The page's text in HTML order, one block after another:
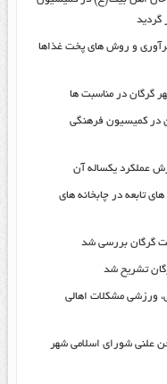
گردید
و روش های پخت غذاها
گرگان در مناسبت ها
در کمیسیون فرهنگی
عملکرد یکساله آن
تابعه در چابخانه های
گرگان بررسی شد
تشریح شد
ورزشی مشکلات اهالی
علنی شورای اسلامی شهر